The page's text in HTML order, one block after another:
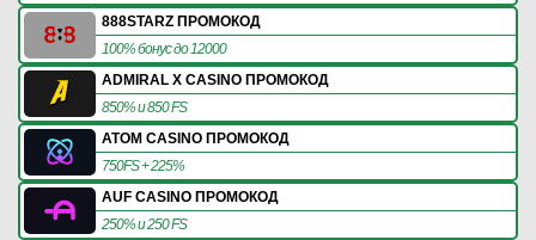
888STARZ ПРОМОКОД
100% бонус до 12000
ADMIRAL X CASINO ПРОМОКОД
850% и 850 FS
ATOM CASINO ПРОМОКОД
750FS + 225%
AUF CASINO ПРОМОКОД
250% и 250 FS